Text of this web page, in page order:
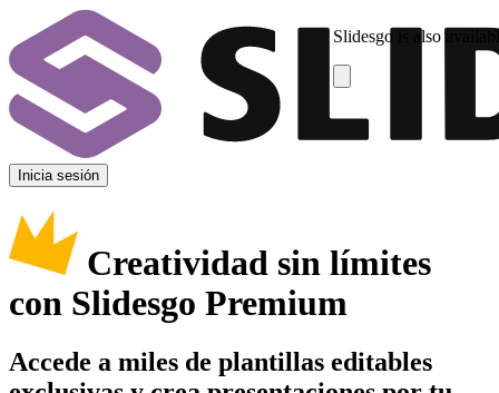
Slidesgo is also
Inicia sesión
Creatividad sin límites
con Slidesgo Premium
Accede a miles de plantillas editables